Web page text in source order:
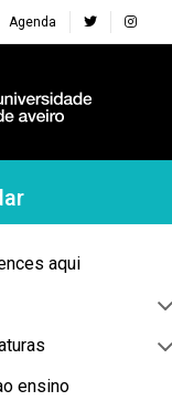
Agenda
Lateral
aqui
ensino